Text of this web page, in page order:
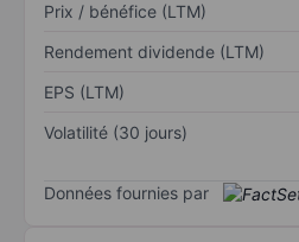
Prix / bénéfice (LTM)
Rendement dividende (LTM)
EPS (LTM)
Volatilité (30 jours)
Données fournies par